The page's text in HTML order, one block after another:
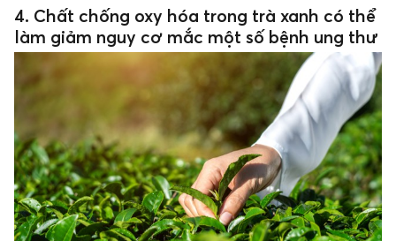
4. Chất chống oxy hóa trong trà xanh có thể
làm giảm nguy cơ mắc một số bệnh ung thư